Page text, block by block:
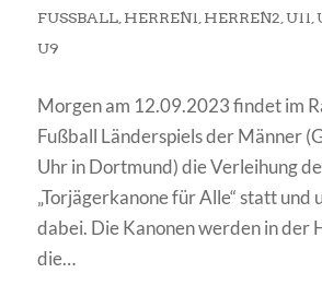
FUSSBALL , HERREN1 HERREN2 U11
U9
Morgen am 12.09.2023 findet im
Fußball Länderspiels der Männer
Uhr in Dortmund) die Verleihung
„Torjägerkanone für Alle“ statt und
dabei. Die Kanonen werden in der
die…